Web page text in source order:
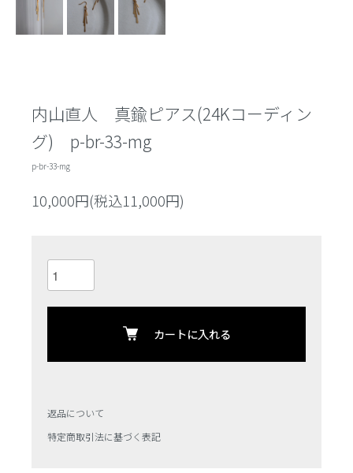
内山直人 真鍮ピアス(24Kコーディン
グ) p-br-33-mg
p-br-33-mg
10,000円(税込11,000円)
カートに入れる
返品について
特定商取引法に基づく表記